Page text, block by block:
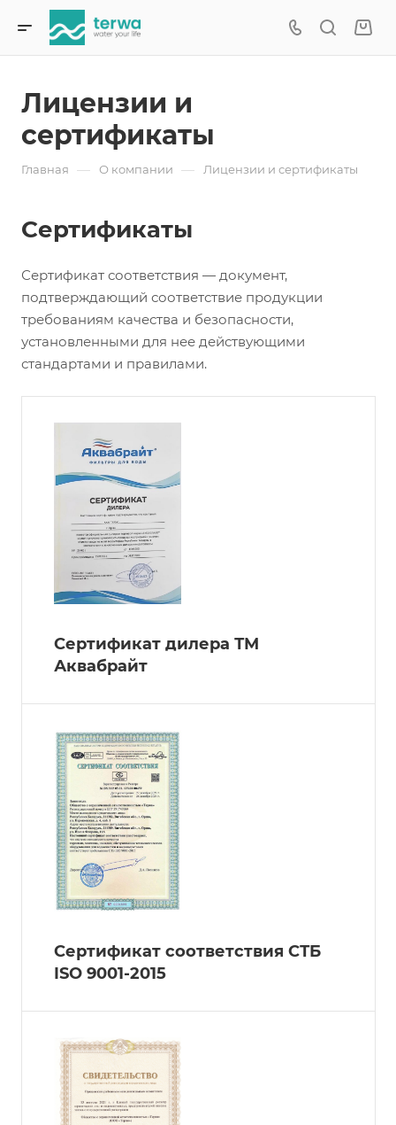
Лицензии и
сертификаты
Главная — О компании — Лицензии и сертификаты
Сертификаты
Сертификат соответствия — документ,
подтверждающий соответствие продукции
требованиям качества и безопасности,
установленными для нее действующими
стандартами и правилами.
Сертификат дилера ТМ
Аквабрайт
Сертификат соответствия СТБ
ISO 9001-2015